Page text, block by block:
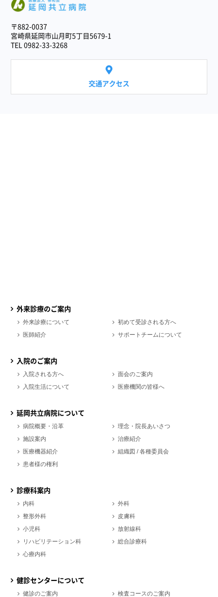
〒882-0037
宮崎県延岡市山月町5丁目5679-1
TEL 0982-33-3268
交通アクセス
外来診療のご案内
外来診療について
初めて受診される方へ
医師紹介
サポートチームについて
入院のご案内
入院される方へ
面会のご案内
入院生活について
医療機関の皆様へ
延岡共立病院について
病院概要・沿革
理念・院長あいさつ
施設案内
治療紹介
医療機器紹介
組織図 / 各種委員会
患者様の権利
診療科案内
内科
外科
整形外科
皮膚科
小児科
放射線科
リハビリテーション科
総合診療科
心療内科
健診センターについて
健診のご案内
検査コースのご案内